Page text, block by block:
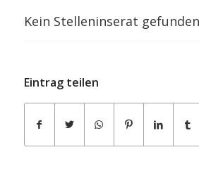
Kein Stelleninserat
Eintrag teilen